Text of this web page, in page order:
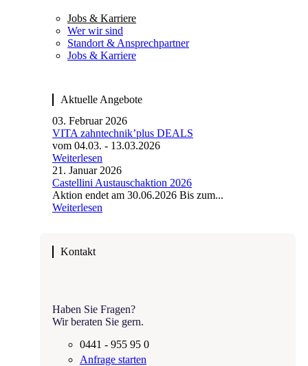
Jobs & Karriere
Wer wir sind
Standort & Ansprechpartner
Jobs & Karriere
Aktuelle Angebote
03. Februar 2026
VITA zahntechnik’plus DEALS
vom 04.03. - 13.03.2026
Weiterlesen
21. Januar 2026
Castellini Austauschaktion 2026
Aktion endet am 30.06.2026 Bis zum...
Weiterlesen
Kontakt
Haben Sie Fragen?
Wir beraten Sie gern.
0441 - 955 95 0
Anfrage starten